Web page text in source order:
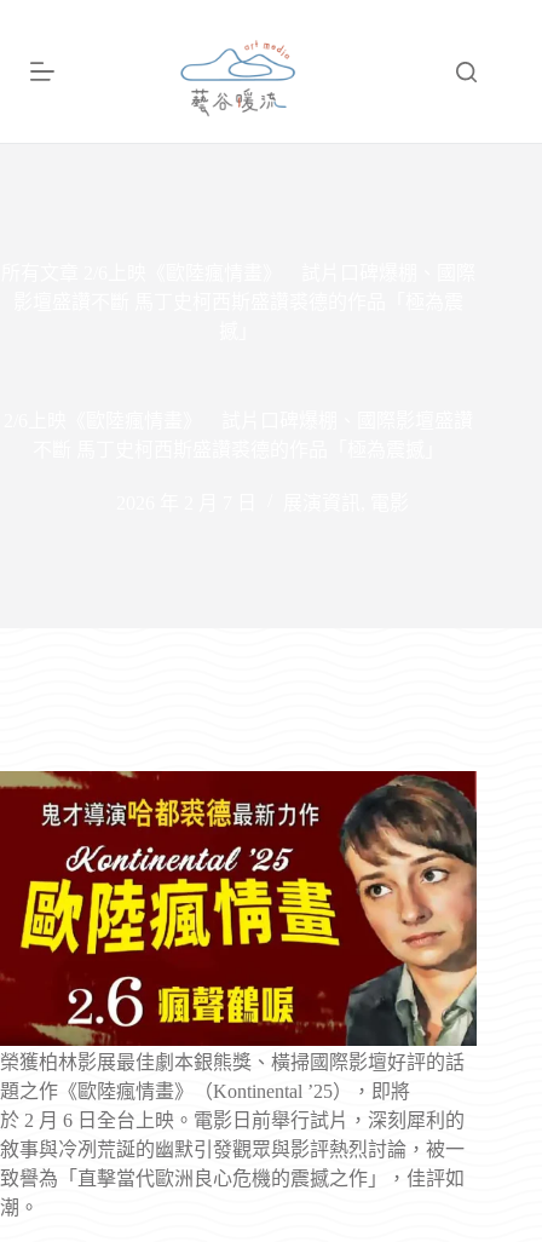
榮獲柏林影展最佳劇本銀熊獎、橫掃國際影壇好評的話
題之作《歐陸瘋情畫》（Kontinental ’25），即將
於 2 月 6 日全台上映。電影日前舉行試片，深刻犀利的
敘事與冷冽荒誕的幽默引發觀眾與影評熱烈討論，被一
致譽為「直擊當代歐洲良心危機的震撼之作」，佳評如
潮。